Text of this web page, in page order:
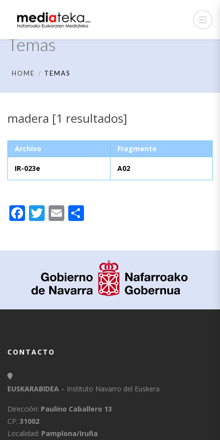
Temas
HOME TEMAS
madera [1 resultados]
Archivo Fragmento
IR-023e A02
Facebook
Twitter
Email
CONTACTO
EUSKARABIDEA – Instituto Navarro del Euskera
Dirección: Paulino Caballero 13
CP: 31002
Localidad: Pamplona/Iruña